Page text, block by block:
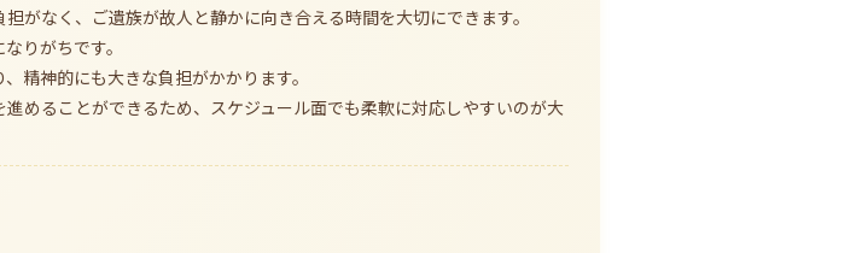
がなく、ご遺族が故人と静かに向き合える時間を大切にできます。
りがちです。
精神的にも大きな負担がかかります。
めることができるため、スケジュール面でも柔軟に対応しやすいのが大